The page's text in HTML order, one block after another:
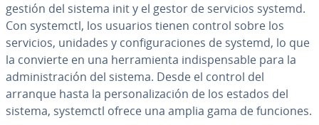
gestión del sistema init y el gestor de servicios systemd.
Con systemctl, los usuarios tienen control sobre los
servicios, unidades y co­n­fi­gu­ra­cio­nes de systemd, lo que
la convierte en una he­rra­mie­n­ta in­di­s­pe­n­sa­ble para la
ad­mi­ni­s­tra­ción del sistema. Desde el control del
arranque hasta la pe­r­so­na­li­za­ción de los estados del
sistema, systemctl ofrece una amplia gama de funciones.